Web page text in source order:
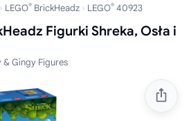
LEGO® BrickHeadz LEGO® 40923
Figurki Shreka, Osła i
& Gingy Figures